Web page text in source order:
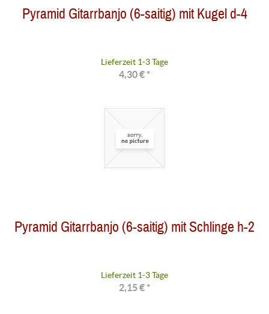
Pyramid Gitarrbanjo (6-saitig) mit Kugel d-4
Lieferzeit 1-3 Tage
4,30 € *
Pyramid Gitarrbanjo (6-saitig) mit Schlinge h-2
Lieferzeit 1-3 Tage
2,15 € *